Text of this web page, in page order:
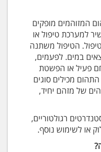
המזוהמים מופקים
למערכת טיפול או
הטיפול משתנה
במים. לפעמים,
פעיל או הפשטת
מכילים סוגים
של מזהם יחיד,
רגולטוריים,
או לשימוש נוסף.